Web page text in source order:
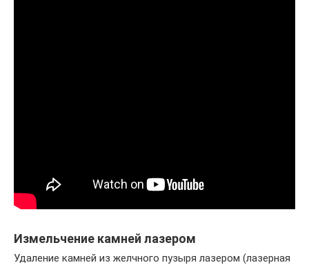
Измельчение камней лазером
Удаление камней из желчного пузыря лазером (лазерная